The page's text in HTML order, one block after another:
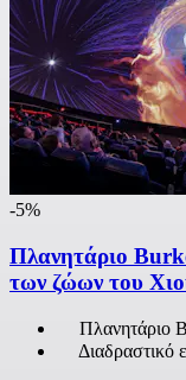
-5%
Πλανητάριο
των ζώων του
Πλανητάριο
Διαδραστικό